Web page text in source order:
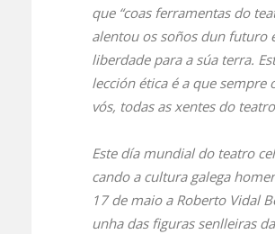
que “coas ferramentas do
alentou os soños dun futuro
liberdade para a súa terra.
lección ética é a que sempre
vós, todas as xentes do
Este día mundial do teatro
cando a cultura galega
17 de maio a Roberto Vidal
unha das figuras senlleiras